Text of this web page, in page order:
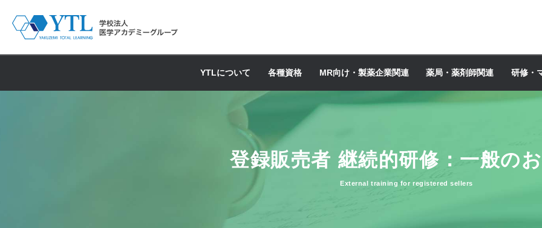
YTLについて 各種資格 MR向け・製薬企業関連 薬局・薬剤師関連 研修・
登録販売者 継続的研修：一般の
External training for registered sellers